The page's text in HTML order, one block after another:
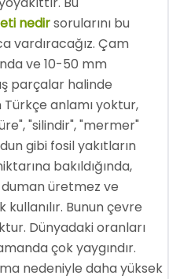
nedirsorularını bu
vardıracağız. Çam
ve 10-50 mm
parçalar halinde
anlamı yoktur,
"silindir", "mermer"
gibi fosil yakıtların
bakıldığında,
üretmez ve
Bunun çevre
Dünyadaki oranları
çok yaygındır.
nedeniyle daha yüksek